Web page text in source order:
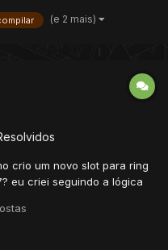
(e 2 mais)
crio um novo slot para ring
eu criei seguindo a lógica
a "nucleo de